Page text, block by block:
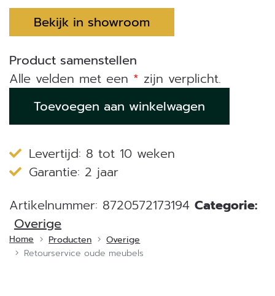
Home Producten
Overige
Retourservice oude meubels
Bekijk in showroom
Product samenstellen
Alle velden met een * zijn verplicht.
oude
aantal
Toevoegen aan winkelwagen
Levertijd: 8 tot 10 weken
Garantie: 2 jaar
Artikelnummer: 8720572173194 Categorie:
Overige